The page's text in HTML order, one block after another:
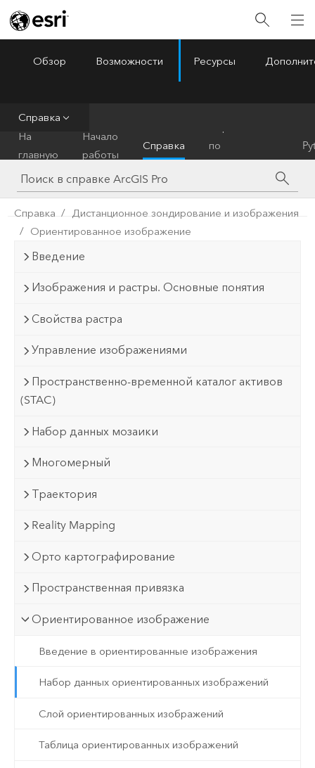
ArcGIS Pro
Обзор Возможности Ресурсы
Справка
На
главную
Начало
работы
Справка
по
инструментам
Справка
Дистанционное зондирование и изображения
Ориентированное изображение
Введение
Изображения и растры. Основные понятия
Свойства растра
Управление изображениями
Пространственно-временной каталог активов
(STAC)
Набор данных мозаики
Многомерный
Траектория
Reality Mapping
Орто картографирование
Пространственная привязка
Ориентированное изображение
Введение в ориентированные изображения
Набор данных ориентированных изображений
Слой ориентированных изображений
Таблица ориентированных изображений